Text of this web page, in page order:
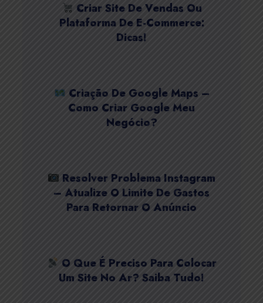
Criar Site De Vendas Ou
Plataforma De E-Commerce:
Dicas!
Criação De Google Maps –
Como Criar Google Meu
Negócio?
Resolver Problema Instagram
– Atualize O Limite De Gastos
Para Retornar O Anúncio
O Que É Preciso Para Colocar
Um Site No Ar? Saiba Tudo!